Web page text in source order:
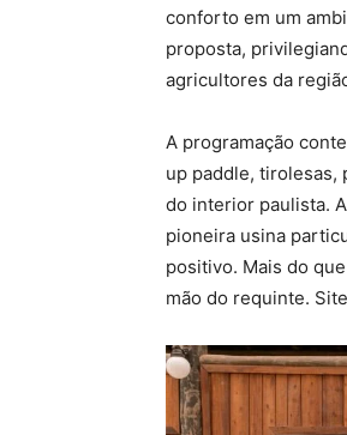
conforto em um
proposta,
agricultores da
A programação
up paddle, tirolesas,
do interior paulista.
pioneira usina
positivo. Mais do
mão do requinte.